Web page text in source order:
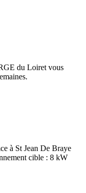
du Loiret vous
à St Jean De Braye
cible : 8 kW